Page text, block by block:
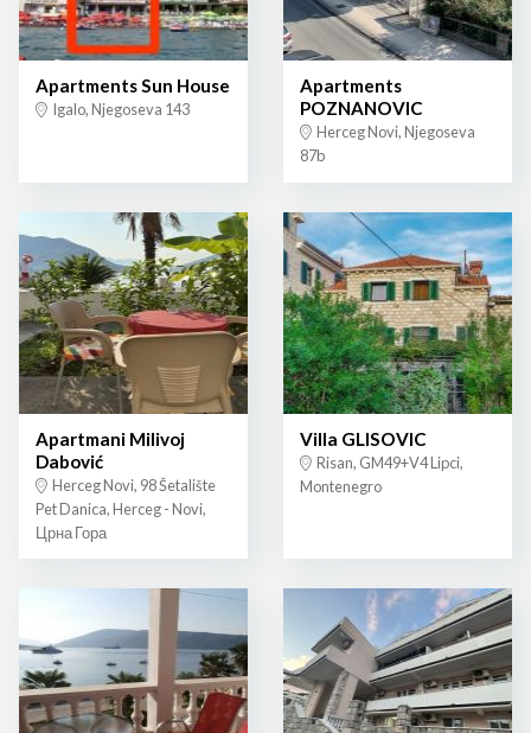
Apartments Sun House
Igalo, Njegoseva 143
Apartments
POZNANOVIC
Herceg Novi, Njegoseva
87b
Apartmani Milivoj
Dabović
Herceg Novi, 98 Šetalište
Pet Danica, Herceg - Novi,
Црна Гора
Villa GLISOVIC
Risan, GM49+V4 Lipci,
Montenegro